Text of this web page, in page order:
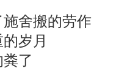
舍搬的劳作
岁月
了